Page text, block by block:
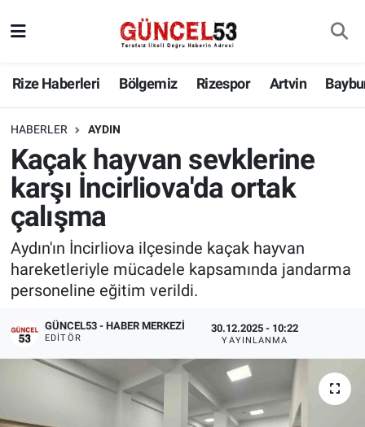
Rize Haberleri Bölgemiz Rizespor Artvin
HABERLER AYDIN
Kaçak hayvan sevklerine
karşı İncirliova'da ortak
çalışma
Aydın'ın İncirliova ilçesinde kaçak hayvan
hareketleriyle mücadele kapsamında jandarma
personeline eğitim verildi.
GÜNCEL53 - HABER MERKEZI
EDITÖR
30.12.2025 - 10:22
YAYINLANMA